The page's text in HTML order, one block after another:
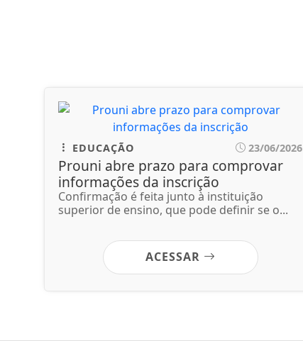
EDUCAÇÃO 23/06/2026
Prouni abre prazo para comprovar
informações da inscrição
Confirmação é feita junto à instituição
superior de ensino, que pode definir se o...
ACESSAR